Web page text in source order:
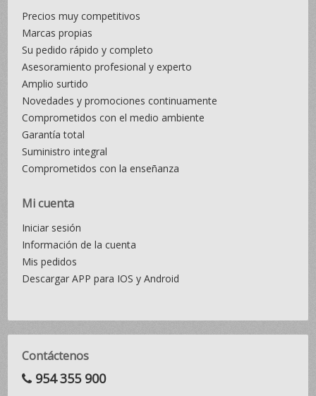
Precios muy competitivos
Marcas propias
Su pedido rápido y completo
Asesoramiento profesional y experto
Amplio surtido
Novedades y promociones continuamente
Comprometidos con el medio ambiente
Garantía total
Suministro integral
Comprometidos con la enseñanza
Mi cuenta
Iniciar sesión
Información de la cuenta
Mis pedidos
Descargar APP para IOS y Android
Contáctenos
954 355 900